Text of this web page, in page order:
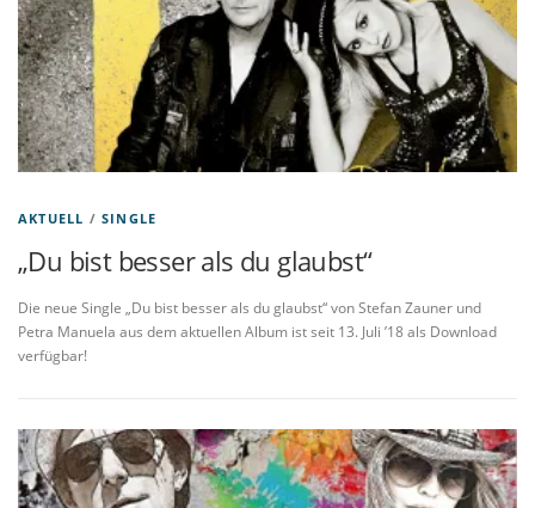
AKTUELL /SINGLE
„Du bist besser als du glaubst“
Die neue Single „Du bist besser als du glaubst“ von Stefan Zauner und
Petra Manuela aus dem aktuellen Album ist seit 13. Juli ’18 als Download
verfügbar!